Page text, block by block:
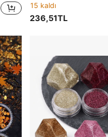
15 kaldı
236,51TL